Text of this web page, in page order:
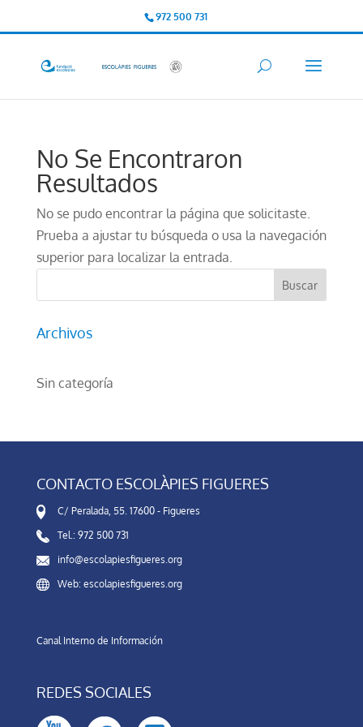
972 500 731
No Se Encontraron
Resultados
No se pudo encontrar la página que solicitaste.
Prueba a ajustar tu búsqueda o usa la navegación
superior para localizar la entrada.
Archivos
Sin categoría
CONTACTO ESCOLÀPIES FIGUERES
C/ Peralada, 55. 17600 - Figueres
Tel.: 972 500 731
info@escolapiesfigueres.org
Web: escolapiesfigueres.org
Canal Interno de Información
REDES SOCIALES